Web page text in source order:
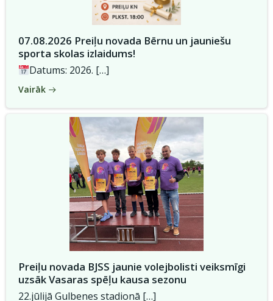
07.08.2026 Preiļu novada Bērnu un jauniešu
sporta skolas izlaidums!
Datums: 2026. […]
Vairāk
Preiļu novada BJSS jaunie volejbolisti veiksmīgi
uzsāk Vasaras spēļu kausa sezonu
22.jūlijā Gulbenes stadionā […]